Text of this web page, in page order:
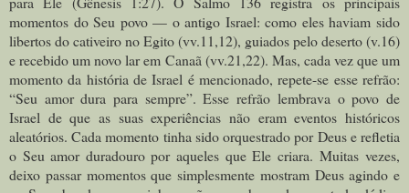
momentos do Seu povo — o antigo Israel: como eles haviam sido
libertos do cativeiro no Egito (vv.11,12), guiados pelo deserto (v.16)
e recebido um novo lar em Canaã (vv.21,22). Mas, cada vez que um
momento da história de Israel é mencionado, repete-se esse refrão:
“Seu amor dura para sempre”. Esse refrão lembrava o povo de
Israel de que as suas experiências não eram eventos históricos
aleatórios. Cada momento tinha sido orquestrado por Deus e refletia
o Seu amor duradouro por aqueles que Ele criara.Muitas vezes,
deixo passar momentos que simplesmente mostram Deus agindo e